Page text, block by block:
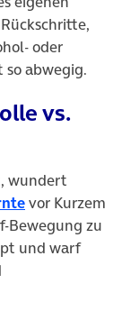
oder
abwegig.
vs.
wundert
vor Kurzem
Bewegung zu
und warf